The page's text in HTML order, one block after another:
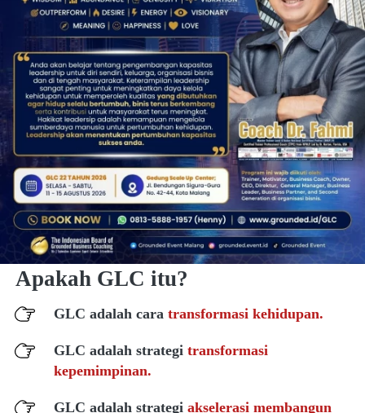
Apakah GLC itu?
GLC adalah cara transformasi kehidupan.
GLC adalah strategi transformasi
kepemimpinan.
GLC adalah strategi akselerasi membangun